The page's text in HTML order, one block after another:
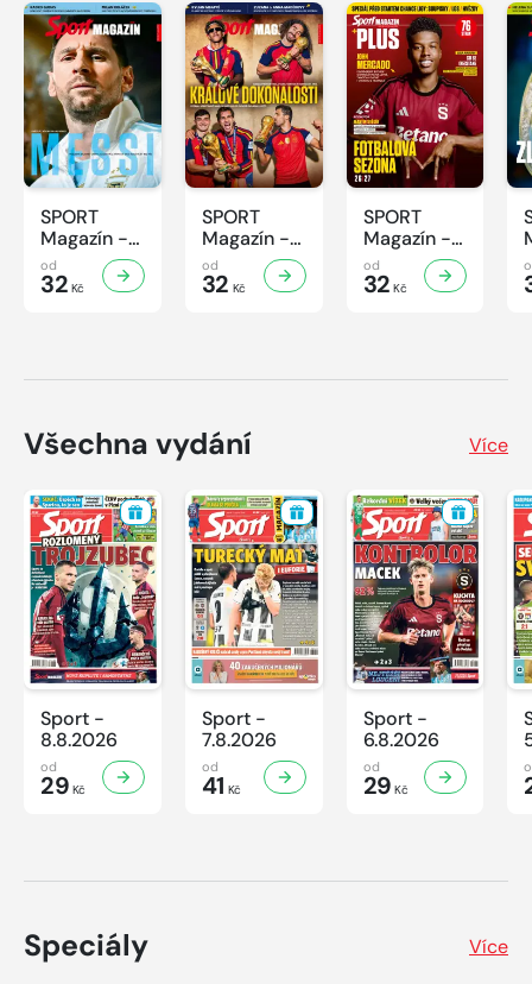
SPORT
Magazín -
32/2026
od
32 Kč
SPORT
Magazín -
31/2026
od
32 Kč
SPORT
Magazín -
30/2026
od
32 Kč
Všechna vydání Více
Sport -
8.8.2026
od
29 Kč
Sport -
7.8.2026
od
41 Kč
Sport -
6.8.2026
od
29 Kč
Speciály Více